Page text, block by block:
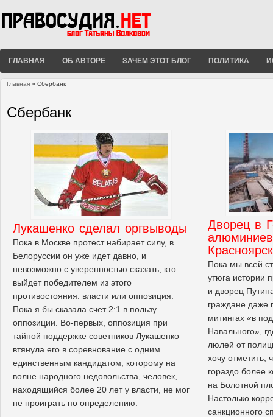
ГЛАВНАЯ ОБ АВТОРЕ ЗАЧЕМ ЭТОТ БЛОГ ПОЛИТИКА
Главная » Сбербанк
Сбербанк
Лукашенко сделал оргвыводы
Пока в Москве протест набирает силу, в
Белоруссии он уже идет давно, и
невозможно с уверенностью сказать, кто
выйдет победителем из этого
противостояния: власти или оппозиция.
Пока я бы сказала счет 2:1 в пользу
оппозиции. Во-первых, оппозиция при
тайной поддержке советников Лукашенко
втянула его в соревнование с одним
единственным кандидатом, которому на
волне народного недовольства, человек,
находящийся более 20 лет у власти, не мог
не проиграть по определению.
Дворец в
Пока мы всей
утюга истории
и дворец
граждане даже
митингах «в
Навального»,
люлей от
хочу отметить,
гораздо более
на Болотной
Настолько
санкционного